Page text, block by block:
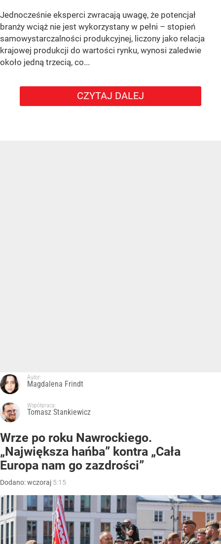
Jednocześnie eksperci zwracają uwagę, że potencjał
branży wciąż nie jest wykorzystany w pełni – stopień
samowystarczalności produkcyjnej, liczony jako relacja
krajowej produkcji do wartości rynku, wynosi zaledwie
około jedną trzecią, co...
CZYTAJ DALEJ
Autor:
Magdalena Frindt
Współpraca:
Tomasz Stankiewicz
Wrze po roku Nawrockiego.
„Największa hańba” kontra „Cała
Europa nam go zazdrości”
Dodano:wczoraj 5:15